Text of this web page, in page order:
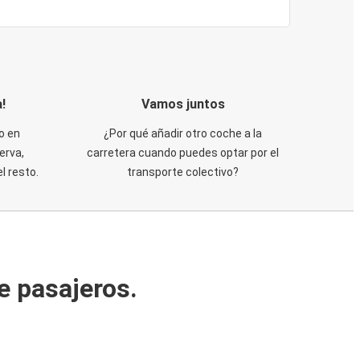
en
resto.
Vamos juntos
¿Por qué añadir otro coche a la
carretera cuando puedes optar por el
transporte colectivo?
pasajeros.